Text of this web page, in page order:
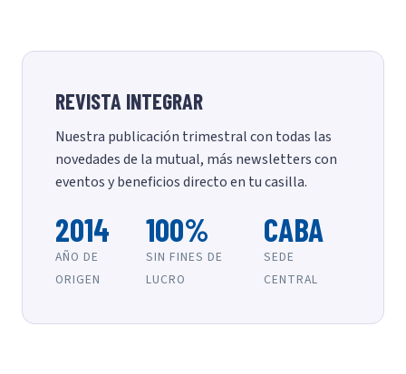
REVISTA INTEGRAR
Nuestra publicación trimestral con todas las
novedades de la mutual, más newsletters con
eventos y beneficios directo en tu casilla.
2014
AÑO DE
ORIGEN
100%
SIN FINES DE
LUCRO
CABA
SEDE
CENTRAL